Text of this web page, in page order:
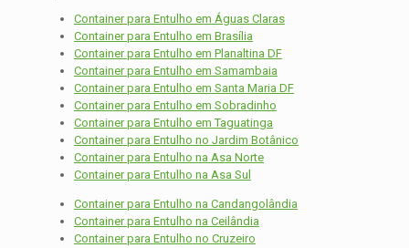
Container para Entulho em Águas Claras
Container para Entulho em Brasília
Container para Entulho em Planaltina DF
Container para Entulho em Samambaia
Container para Entulho em Santa Maria DF
Container para Entulho em Sobradinho
Container para Entulho em Taguatinga
Container para Entulho no Jardim Botânico
Container para Entulho na Asa Norte
Container para Entulho na Asa Sul
Container para Entulho na Candangolândia
Container para Entulho na Ceilândia
Container para Entulho no Cruzeiro